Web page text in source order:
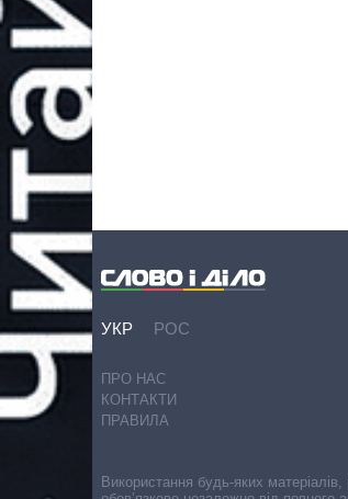
УКР РОС
ПРО НАС
КОНТАКТИ
ПРАВИЛА
Використання будь-яких